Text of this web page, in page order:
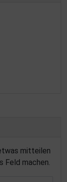
mitteilen
Feld machen.